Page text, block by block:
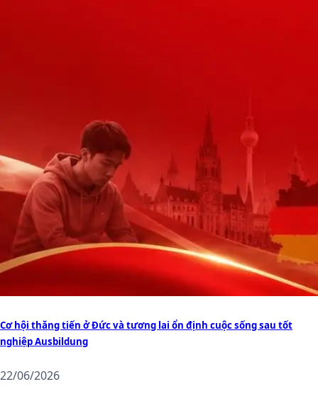
Cơ hội thăng tiến ở Đức và tương lai ổn định cuộc sống sau tốt
nghiệp Ausbildung
22/06/2026